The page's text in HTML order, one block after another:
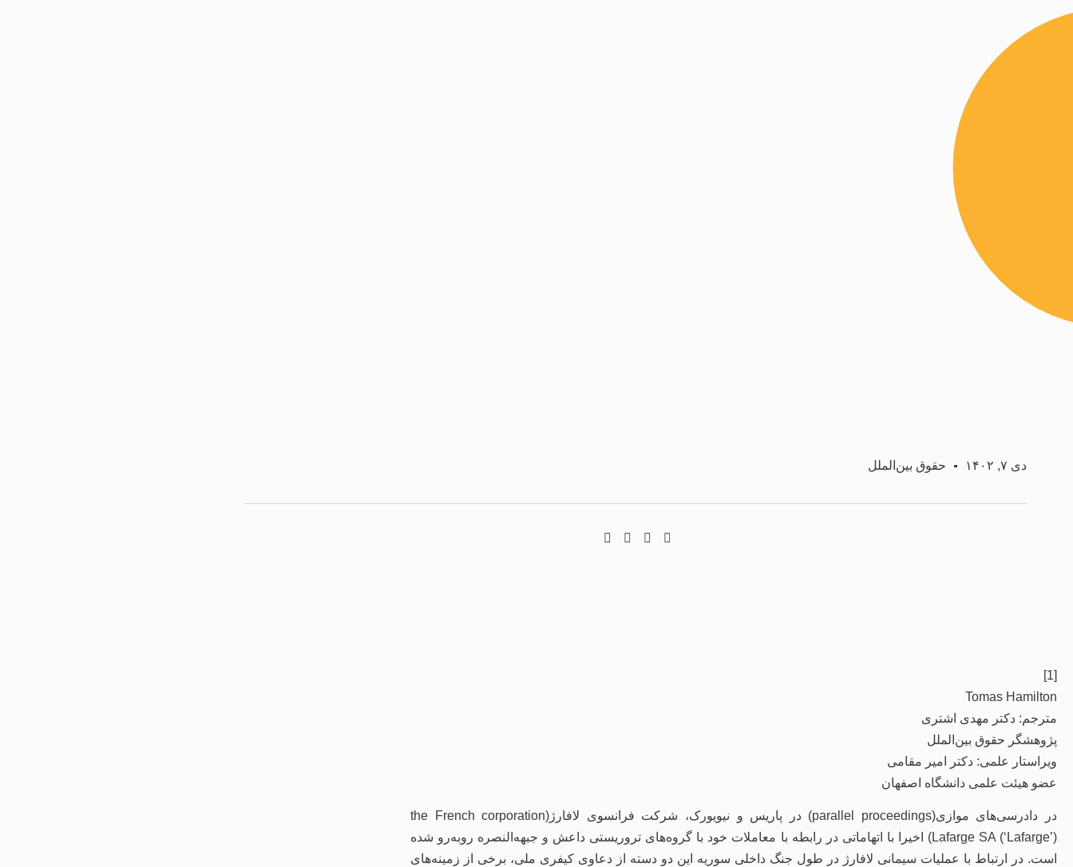
دی ۷, ۱۴۰۲ حقوق بین‌الملل
[1]
Tomas Hamilton
مترجم: دکتر مهدی اشتری
پژوهشگر حقوق بین‌الملل
ویراستار علمی: دکتر امیر مقامی
عضو هیئت علمی دانشگاه اصفهان
در دادرسی‌های موازی(parallel proceedings) در پاریس و نیویورک، شرکت فرانسوی لافارژ(the French corporation
Lafarge SA (‘Lafarge’)) اخیرا با اتهاماتی در رابطه با معاملات خود با گروه‌های تروریستی داعش و جبهه‌النصره روبه‌رو شده
است. در ارتباط با عملیات سیمانی لافارژ در طول جنگ داخلی سوریه این دو دسته از دعاوی کیفری ملی، برخی از زمینه‌های